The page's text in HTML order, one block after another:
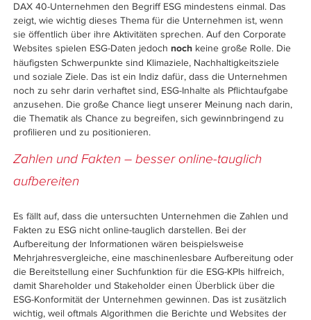
DAX 40-Unternehmen den Begriff ESG mindestens einmal. Das
zeigt, wie wichtig dieses Thema für die Unternehmen ist, wenn
sie öffentlich über ihre Aktivitäten sprechen. Auf den Corporate
Websites spielen ESG-Daten jedoch noch keine große Rolle. Die
häufigsten Schwerpunkte sind Klimaziele, Nachhaltigkeitsziele
und soziale Ziele. Das ist ein Indiz dafür, dass die Unternehmen
noch zu sehr darin verhaftet sind, ESG-Inhalte als Pflichtaufgabe
anzusehen. Die große Chance liegt unserer Meinung nach darin,
die Thematik als Chance zu begreifen, sich gewinnbringend zu
profilieren und zu positionieren.
Zahlen und Fakten – besser online-tauglich
aufbereiten
Es fällt auf, dass die untersuchten Unternehmen die Zahlen und
Fakten zu ESG nicht online-tauglich darstellen. Bei der
Aufbereitung der Informationen wären beispielsweise
Mehrjahresvergleiche, eine maschinenlesbare Aufbereitung oder
die Bereitstellung einer Suchfunktion für die ESG-KPIs hilfreich,
damit Shareholder und Stakeholder einen Überblick über die
ESG-Konformität der Unternehmen gewinnen. Das ist zusätzlich
wichtig, weil oftmals Algorithmen die Berichte und Websites der